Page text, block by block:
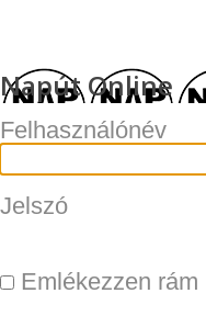
Napút Online
Felhasználónév
Jelszó
Emlékezzen rám